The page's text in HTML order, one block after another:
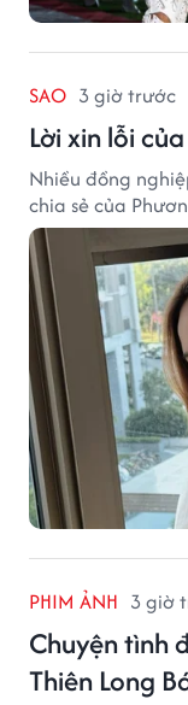
SAO 3 giờ trước
Lời xin lỗi
Nhiều đồng
chia sẻ của
PHIM ẢNH 3 giờ
Chuyện tình
Thiên Long